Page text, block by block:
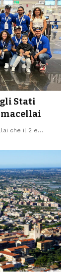
Stati
che il 2 e…